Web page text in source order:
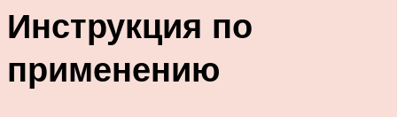
Инструкция по
применению